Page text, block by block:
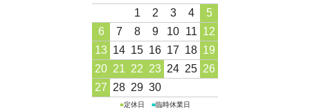
1
2 3 4
5
6
7 8 9 10 11 12
13 14 15 16 17 18 19
20 21 22 23 24 25 26
27 28 29 30
■定休日 ■臨時休業日